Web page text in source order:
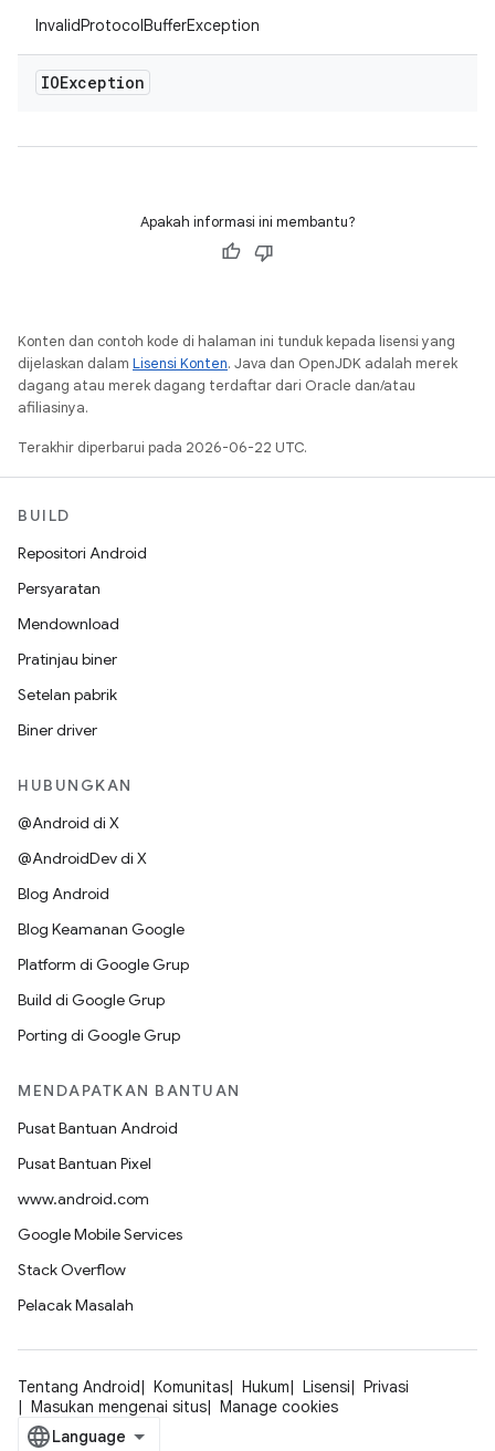
InvalidProtocolBufferException
IOException
Apakah informasi ini membantu?
Konten dan contoh kode di halaman ini tunduk kepada lisensi yang
dijelaskan dalam Lisensi Konten. Java dan OpenJDK adalah merek
dagang atau merek dagang terdaftar dari Oracle dan/atau
afiliasinya.
Terakhir diperbarui pada 2026-06-22 UTC.
BUILD
Repositori Android
Persyaratan
Mendownload
Pratinjau biner
Setelan pabrik
Biner driver
HUBUNGKAN
@Android di X
@AndroidDev di X
Blog Android
Blog Keamanan Google
Platform di Google Grup
Build di Google Grup
Porting di Google Grup
MENDAPATKAN BANTUAN
Pusat Bantuan Android
Pusat Bantuan Pixel
www.android.com
Google Mobile Services
Stack Overflow
Pelacak Masalah
Tentang Android Komunitas Hukum Lisensi
Privasi
Masukan mengenai situs
Manage cookies